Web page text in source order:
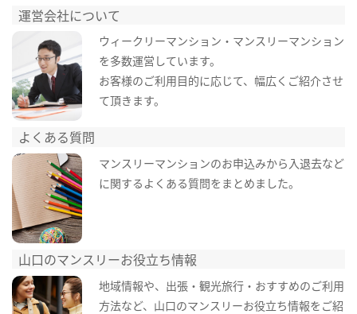
運営会社について
ウィークリーマンション・マンスリーマンション
を多数運営しています。
お客様のご利用目的に応じて、幅広くご紹介させ
て頂きます。
よくある質問
マンスリーマンションのお申込みから入退去など
に関するよくある質問をまとめました。
山口のマンスリーお役立ち情報
地域情報や、出張・観光旅行・おすすめのご利用
方法など、山口のマンスリーお役立ち情報をご紹